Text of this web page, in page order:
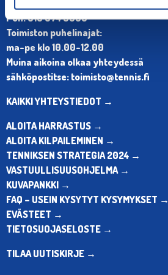
Puh. 010 574 3959
Toimiston puhelinajat:
ma-pe klo 10.00-12.00
Muina aikoina olkaa yhteydessä
sähköpostitse: toimisto@tennis.fi
KAIKKI YHTEYSTIEDOT →
ALOITA HARRASTUS →
ALOITA KILPAILEMINEN →
TENNIKSEN STRATEGIA 2024 →
VASTUULLISUUSOHJELMA →
KUVAPANKKI →
FAQ – USEIN KYSYTYT KYSYMYKSET →
EVÄSTEET →
TIETOSUOJASELOSTE →
TILAA UUTISKIRJE →